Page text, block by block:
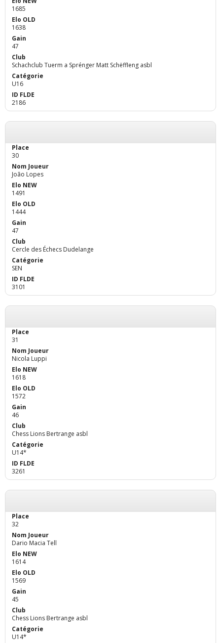
1685
1638
47
Schachclub Tuerm a Sprénger Matt Schëffleng asbl
U16
2186
30
João Lopes
1491
1444
47
Cercle des Échecs Dudelange
SEN
3101
31
Nicola Luppi
1618
1572
46
Chess Lions Bertrange asbl
U14*
3261
32
Dario Macia Tell
1614
1569
45
Chess Lions Bertrange asbl
U14*